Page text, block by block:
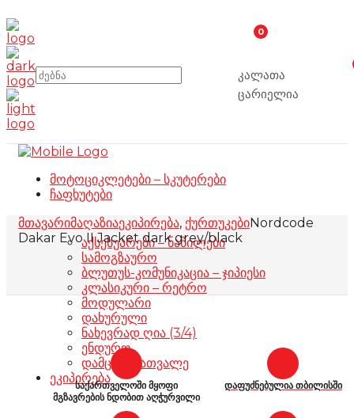
0
კალათა
ცარიელია
მოტოციკლეტები – სკუტერები
ჩაფხუტები
აქსესუარები – ნაწილები
სამოგზაურო
ბლუთუს-კომუნიკაცია – ჯიპიესი
კლასიკური – რეტრო
მოდულარი
დახურული
ნახევრად ღია (3/4)
ენდურო
დამცავი სათვალე
ეკიპირება
მთავარიმაღაზიაეკიპირება, ქურთუკებიNordcode
Dakar Evo II Jacket dark grey/black
საქართველოში მყოფი
მგზავრების ნდობით აღჭურვილი
დაფუძნებულია თბილისში